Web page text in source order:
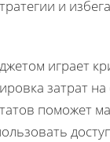
и
играет
затрат
поможет